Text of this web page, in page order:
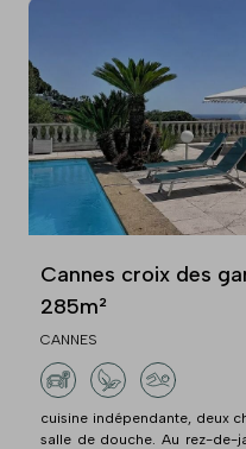
Cannes croix des
285m²
CANNES
cuisine indépendante, deux
salle de douche. Au rez-de-